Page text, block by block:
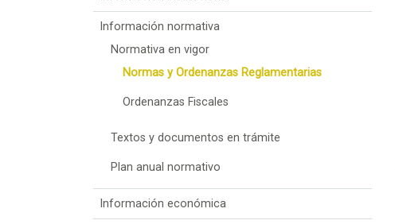
Información normativa
Normativa en vigor
Normas y Ordenanzas Reglamentarias
Ordenanzas Fiscales
Textos y documentos en trámite
Plan anual normativo
Información económica